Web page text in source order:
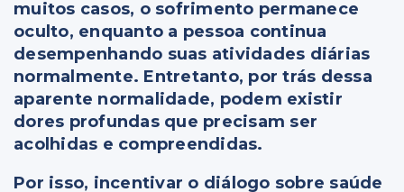
muitos casos, o sofrimento permanece
oculto, enquanto a pessoa continua
desempenhando suas atividades diárias
normalmente. Entretanto, por trás dessa
aparente normalidade, podem existir
dores profundas que precisam ser
acolhidas e compreendidas.
Por isso, incentivar o diálogo sobre saúde